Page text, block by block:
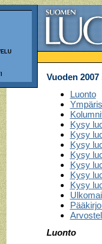
Vuoden
Luonto
Kysy
Kysy
Kysy
Kysy
Kysy
Kysy
Kysy
Luonto